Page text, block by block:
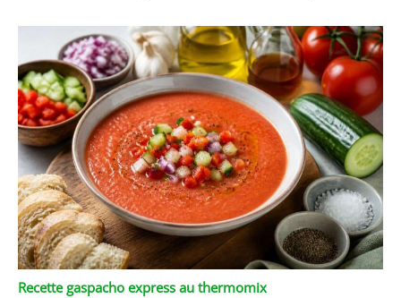
Recette gaspacho express au thermomix